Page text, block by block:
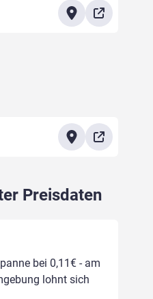
Preisdaten
bei 0,11€ - am
lohnt sich